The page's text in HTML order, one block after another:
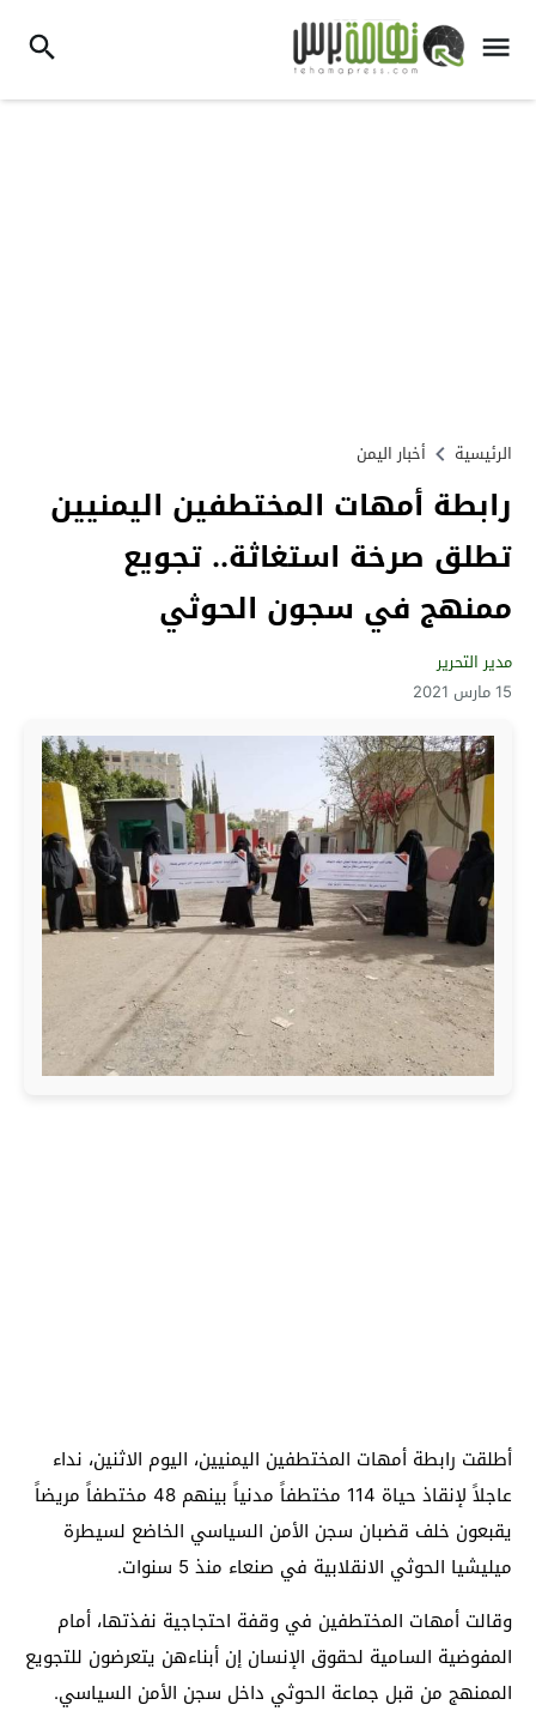
الرئيسية أخبار اليمن
رابطة أمهات المختطفين اليمنيين
تطلق صرخة استغاثة.. تجويع
ممنهج في سجون الحوثي
مدير التحرير
15 مارس 2021
أطلقت رابطة أمهات المختطفين اليمنيين، اليوم الاثنين، نداء
عاجلاً لإنقاذ حياة 114 مختطفاً مدنياً بينهم 48 مختطفاً مريضاً
يقبعون خلف قضبان سجن الأمن السياسي الخاضع لسيطرة
ميليشيا الحوثي الانقلابية في صنعاء منذ 5 سنوات.
وقالت أمهات المختطفين في وقفة احتجاجية نفذتها، أمام
المفوضية السامية لحقوق الإنسان إن أبناءهن يتعرضون للتجويع
الممنهج من قبل جماعة الحوثي داخل سجن الأمن السياسي.